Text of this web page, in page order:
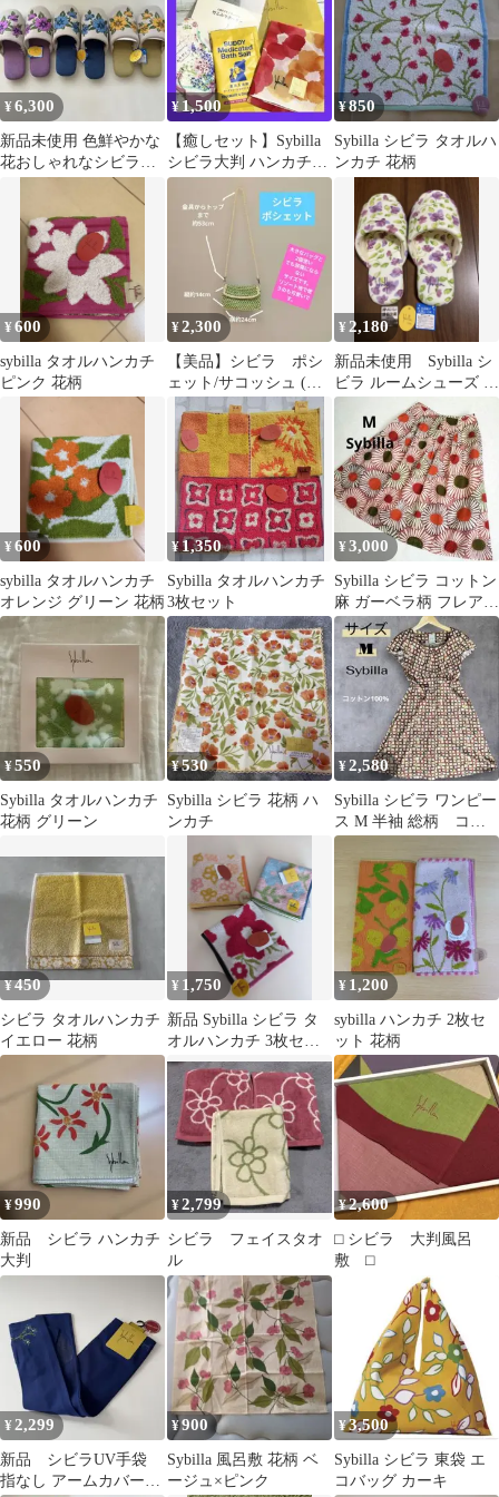
¥6,300
新品未使用 色鮮やかな
花おしゃれなシビラス
リッパ3足セット
¥ 1,500
【癒しセット】Sybilla
シビラ大判 ハンカチ・
竹ふみサポーター・入
浴剤2種
¥850
Sybilla シビラ タオルハ
ンカチ 花柄
¥600
sybilla タオルハンカチ
ピンク 花柄
¥2,300
【美品】シビラ ポシ
ェット/サコッシュ (グ
リーンビーズ)
¥ 2,180
新品未使用 Sybilla シ
ビラ ルームシューズ ス
リッパ 花柄 Ｍサイズ
¥600
sybilla タオルハンカチ
オレンジ グリーン 花柄
¥1,350
Sybilla タオルハンカチ
3枚セット
¥3,000
Sybilla シビラ コットン
麻 ガーベラ柄 フレアス
カート ひざ丈
¥550
Sybilla タオルハンカチ
花柄 グリーン
¥530
Sybilla シビラ 花柄 ハ
ンカチ
¥2,580
Sybilla シビラ ワンピー
ス M 半袖 総柄 コッ
トン100% 日本製
¥450
シビラ タオルハンカチ
イエロー 花柄
¥ 1,750
新品 Sybilla シビラ タ
オルハンカチ 3枚セッ
ト
¥ 1,200
sybilla ハンカチ 2枚セ
ット 花柄
¥990
新品 シビラ ハンカチ
大判
¥2,799
シビラ フェイスタオ
ル
¥2,600
⬜︎ シビラ 大判風呂
敷 ⬜︎
¥2,299
新品 シビラUV手袋
指なし アームカバー
¥900
Sybilla 風呂敷 花柄 ベ
ージュ×ピンク
¥3,500
Sybilla シビラ 東袋 エ
コバッグ カーキ